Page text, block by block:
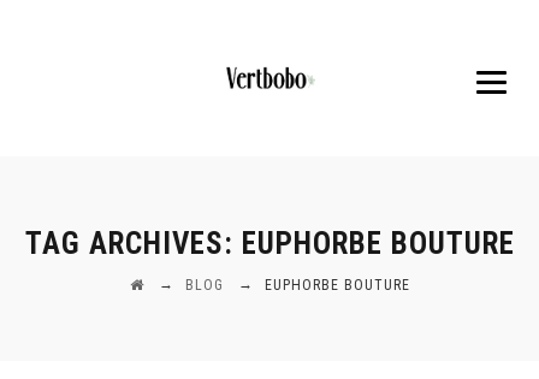
TAG ARCHIVES: EUPHORBE BOUTURE
→ BLOG → EUPHORBE BOUTURE